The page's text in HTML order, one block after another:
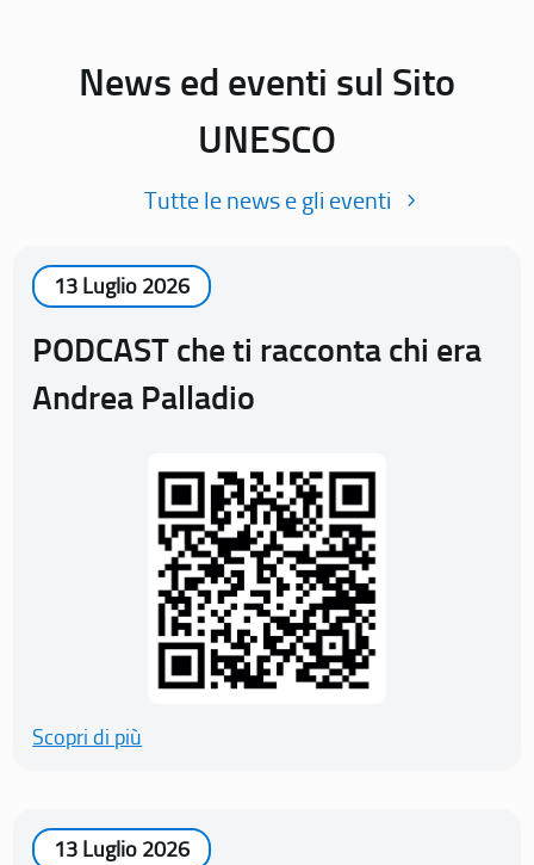
News ed eventi sul Sito
UNESCO
Tutte le news e gli eventi
13 Luglio 2026
PODCAST che ti racconta chi era
Andrea Palladio
Scopri di più
13 Luglio 2026